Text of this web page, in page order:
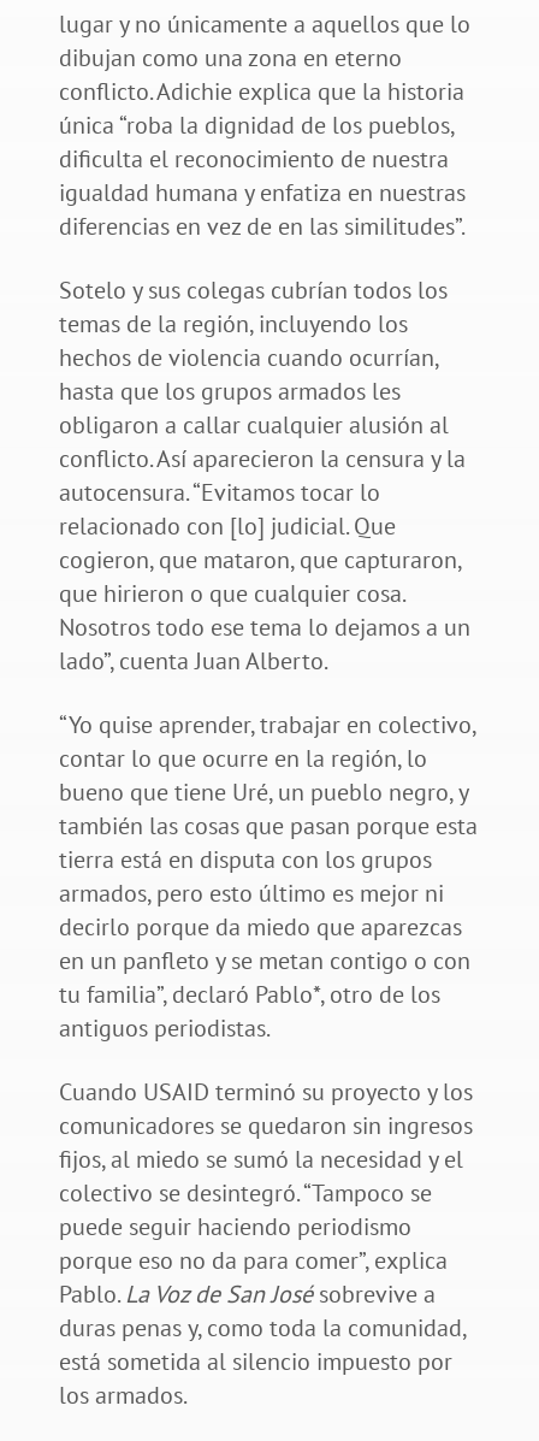
lugar y no únicamente a aquellos que lo
dibujan como una zona en eterno
conflicto. Adichie explica que la historia
única “roba la dignidad de los pueblos,
dificulta el reconocimiento de nuestra
igualdad humana y enfatiza en nuestras
diferencias en vez de en las similitudes”.
Sotelo y sus colegas cubrían todos los
temas de la región, incluyendo los
hechos de violencia cuando ocurrían,
hasta que los grupos armados les
obligaron a callar cualquier alusión al
conflicto. Así aparecieron la censura y la
autocensura. “Evitamos tocar lo
relacionado con [lo] judicial. Que
cogieron, que mataron, que capturaron,
que hirieron o que cualquier cosa.
Nosotros todo ese tema lo dejamos a un
lado”, cuenta Juan Alberto.
“Yo quise aprender, trabajar en colectivo,
contar lo que ocurre en la región, lo
bueno que tiene Uré, un pueblo negro, y
también las cosas que pasan porque esta
tierra está en disputa con los grupos
armados, pero esto último es mejor ni
decirlo porque da miedo que aparezcas
en un panfleto y se metan contigo o con
tu familia”, declaró Pablo*, otro de los
antiguos periodistas.
Cuando USAID terminó su proyecto y los
comunicadores se quedaron sin ingresos
fijos, al miedo se sumó la necesidad y el
colectivo se desintegró. “Tampoco se
puede seguir haciendo periodismo
porque eso no da para comer”, explica
Pablo.La Voz de San Josésobrevive a
duras penas y, como toda la comunidad,
está sometida al silencio impuesto por
los armados.